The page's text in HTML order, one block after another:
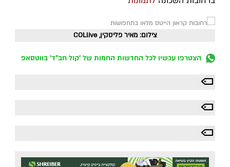
צילום: מאיר פליסקין, COLlive
הצטרפו עכשיו לכל החדשות החמות של 'קול חב"ד' בווטסאפ